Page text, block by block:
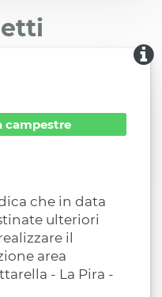
campestre
che in data
ulteriori
il
area
- La Pira -